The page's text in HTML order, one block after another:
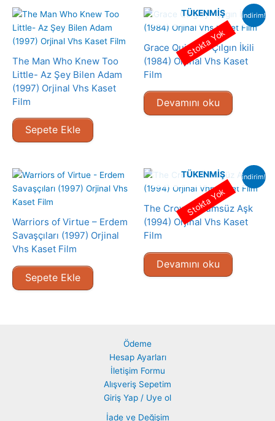
The Man Who Knew Too
Little- Az Şey Bilen Adam
(1997) Orjinal Vhs Kaset
Film
Sepete Ekle
indirim!
TÜKENMIŞ
Grace Quigley- Çılgın İkili
(1984) Orjinal Vhs Kaset
Film
Devamını oku
Stokta Yok
Warriors of Virtue – Erdem
Savaşçıları (1997) Orjinal
Vhs Kaset Film
Sepete Ekle
indirim!
TÜKENMIŞ
The Crow – Ölümsüz Aşk
(1994) Orjinal Vhs Kaset
Film
Devamını oku
Stokta Yok
Ödeme
Hesap Ayarları
İletişim Formu
Alışveriş Sepetim
Giriş Yap / Uye ol
İade ve Değişim